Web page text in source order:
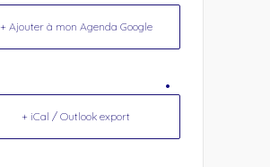
+ Ajouter à mon Agenda Google
+ iCal / Outlook export